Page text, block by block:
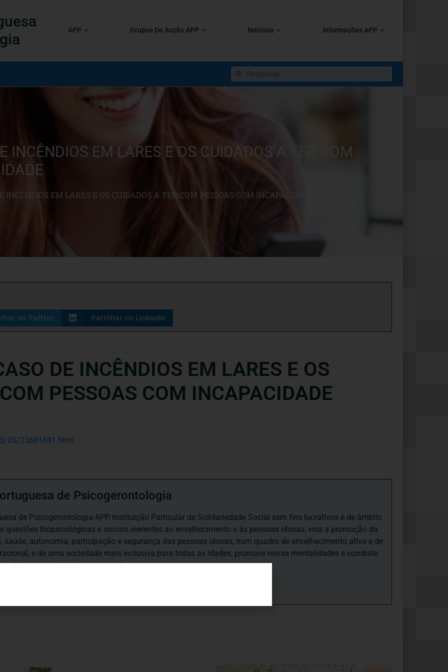
APP Grupos De Acção APP Notícias Informações APP
INCÊNDIOS EM LARES E OS CUIDADOS A TER COM
INCÊNDIOS EM LARES E OS CUIDADOS A TER COM PESSOAS COM INCAPACIDADE
no Twitter Partilhar no LinkedIn
DE INCÊNDIOS EM LARES E OS
PESSOAS COM INCAPACIDADE
05/23681681.html
de Psicogerontologia
de Psicogerontologia-APP, Instituição Particular de Solidariedade Social sem fins lucrativos e de âmbito
questões biopsicológicas e sociais inerentes ao envelhecimento e às pessoas idosas, visa a promoção da
saúde, autonomia, participação e segurança das pessoas idosas, num quadro de envelhecimento ativo e de
e de uma sociedade mais inclusiva para todas as idades, promove novas mentalidades e combate
relativamente à idade e ao envelhecimento.